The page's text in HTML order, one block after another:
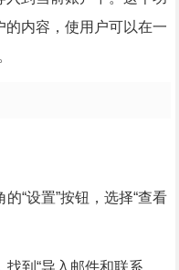
内容，使用户可以在一
“设置”按钮，选择“查看
找到“导入邮件和联系